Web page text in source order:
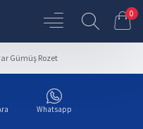
0
Gümüş Rozet
Whatsapp